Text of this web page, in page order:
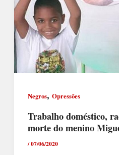
Negros, Opressões
Trabalho doméstico,
morte do menino
/07/06/2020